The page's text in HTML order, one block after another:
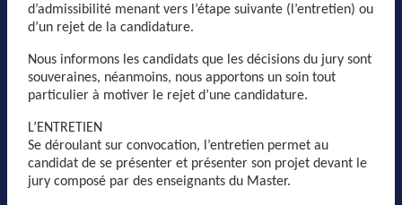
d’admissibilité menant vers l’étape suivante (l’entretien) ou
d’un rejet de la candidature.
Nous informons les candidats que les décisions du jury sont
souveraines, néanmoins, nous apportons un soin tout
particulier à motiver le rejet d’une candidature.
L’ENTRETIEN
Se déroulant sur convocation, l’entretien permet au
candidat de se présenter et présenter son projet devant le
jury composé par des enseignants du Master.